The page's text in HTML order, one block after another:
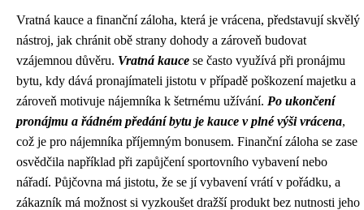
Vratná kauce a finanční záloha, která je vrácena, představují skvělý
nástroj, jak chránit obě strany dohody a zároveň budovat
vzájemnou důvěru. Vratná kauce se často využívá při pronájmu
bytu, kdy dává pronajímateli jistotu v případě poškození majetku a
zároveň motivuje nájemníka k šetrnému užívání. Po ukončení
pronájmu a řádném předání bytu je kauce v plné výši vrácena,
což je pro nájemníka příjemným bonusem. Finanční záloha se zase
osvědčila například při zapůjčení sportovního vybavení nebo
nářadí. Půjčovna má jistotu, že se jí vybavení vrátí v pořádku, a
zákazník má možnost si vyzkoušet dražší produkt bez nutnosti jeho